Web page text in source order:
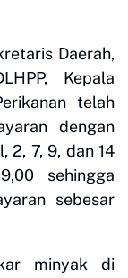
Daerah,
Kepala
telah
dengan
2, 7, 9, dan 14
sehingga
sebesar
minyak di